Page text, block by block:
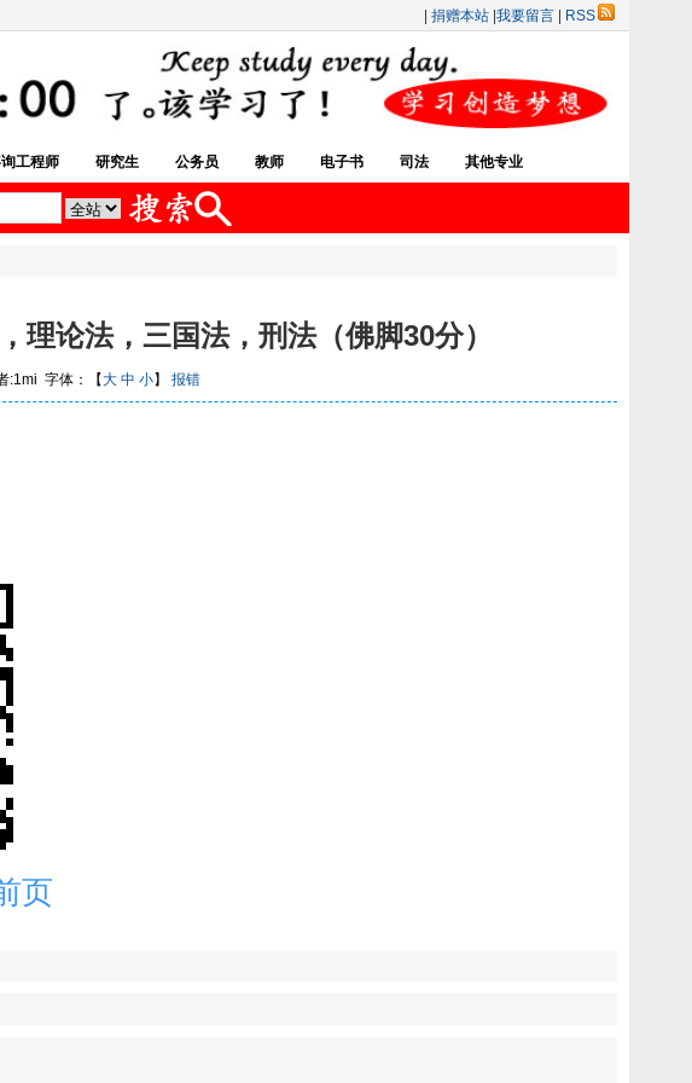
捐赠本站 我要留言 RSS
工程师 研究生 公务员 教师 电子书 司法 其他专业
考前客‮集观‬结号‮料资‬汇总：民法，理论法，三国法，刑法（佛脚30分）
:1mi 字体：【大 中 小】 报错
页